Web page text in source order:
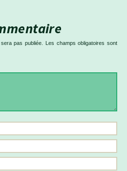
pas publiée.
Les champs obligatoires sont